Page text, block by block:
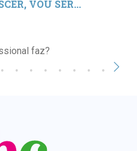
VOU SER...
faz?